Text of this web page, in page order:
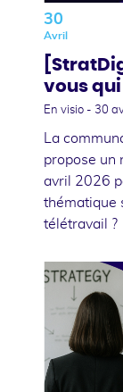
30
Avril
vous
En visio - 30
La
propose un
avril 2026
thématique
télétravail ?